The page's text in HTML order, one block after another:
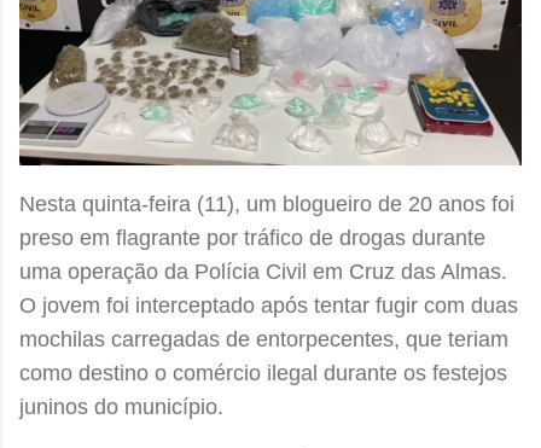
Nesta quinta-feira (11), um blogueiro de 20 anos foi
preso em flagrante por tráfico de drogas durante
uma operação da Polícia Civil em Cruz das Almas.
O jovem foi interceptado após tentar fugir com duas
mochilas carregadas de entorpecentes, que teriam
como destino o comércio ilegal durante os festejos
juninos do município.